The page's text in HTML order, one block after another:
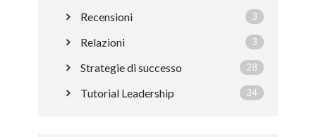
Recensioni 3
Relazioni 3
Strategie di successo 28
Tutorial Leadership 34